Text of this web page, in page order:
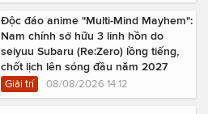
Độc đáo anime "Multi-Mind Mayhem":
Nam chính sở hữu 3 linh hồn do
seiyuu Subaru (Re:Zero) lồng tiếng,
chốt lịch lên sóng đầu năm 2027
Giải trí 08/08/2026 14:12